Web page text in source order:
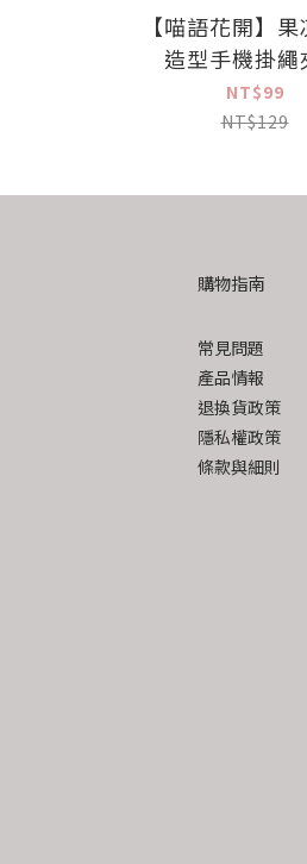
【喵語花開】
造型手機掛繩
NT$99
NT$129
購物指南
常見問題
產品情報
退換貨政策
隱私權政策
條款與細則